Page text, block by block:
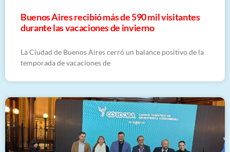
Buenos Aires recibió más de 590 mil visitantes
durante las vacaciones de invierno
La Ciudad de Buenos Aires cerró un balance positivo de la
temporada de vacaciones de